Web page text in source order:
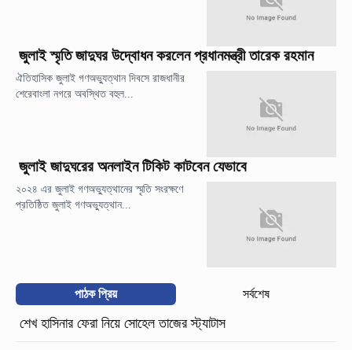
জুলাই স্মৃতি জাদুঘর উদ্বোধন করলেন প্রধানমন্ত্রী তারেক রহমান
ঐতিহাসিক জুলাই গণঅভ্যুত্থান দিবসে রাজধানীর
শেরেবাংলা নগরে অবস্থিত বহুল...
জুলাই জাদুঘরের অনলাইন টিকিট কাটবেন যেভাবে
২০২৪ এর জুলাই গণঅভ্যুত্থানের স্মৃতি সংরক্ষণে
প্রতিষ্ঠিত জুলাই গণঅভ্যুত্থান...
পাঠক প্রিয় সর্বশেষ
শেখ হাসিনার ফেরা নিয়ে সোহেল তাজের স্ট্যাটাস